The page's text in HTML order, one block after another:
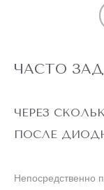
ЧАСТО
ЧЕРЕЗ
ПОСЛЕ
Непосредственно